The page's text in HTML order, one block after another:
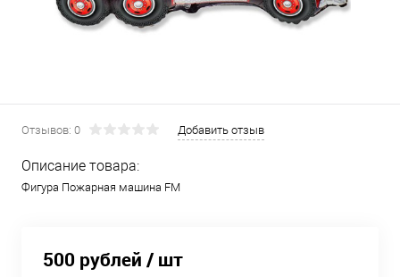
Отзывов: 0 Добавить отзыв
Описание товара:
Фигура Пожарная машина FM
500 рублей / шт